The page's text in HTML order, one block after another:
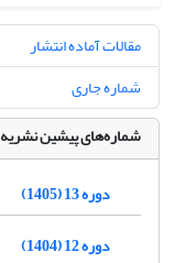
مقالات آماده انتشار
شماره جاری
شماره‌های پیشین نشریه
دوره 13 (1405)
دوره 12 (1404)